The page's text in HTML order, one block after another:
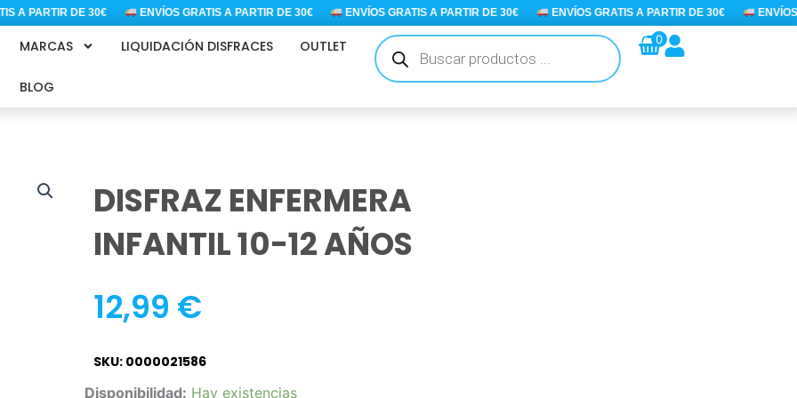
PARTIR DE 30€ ENVÍOS GRATIS A PARTIR DE 30€ ENVÍOS GRATIS A PARTIR DE 30€ ENVÍOS GRATIS A PARTIR DE 30€ ENVÍOS
MARCAS LIQUIDACIÓN DISFRACES OUTLET
BLOG
Búsqueda
de
productos
0
DISFRAZ ENFERMERA
INFANTIL 10-12 AÑOS
12,99 €
SKU: 0000021586
Disponibilidad: Hay existencias
DISFRAZ